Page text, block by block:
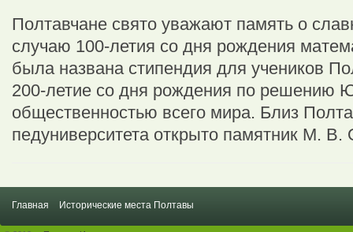
Полтавчане свято уважают память о
случаю 100-летия со дня рождения
была названа стипендия для учеников
200-летие со дня рождения по решению
общественностью всего мира. Близ
педуниверситета открыто памятник М. В.
Главная Исторические места Полтавы